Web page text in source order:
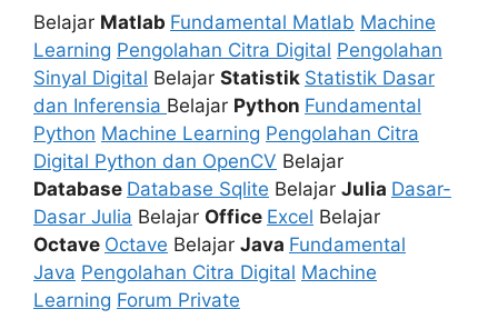
Belajar Matlab Fundamental Matlab Machine
Learning Pengolahan Citra Digital Pengolahan
Sinyal Digital Belajar Statistik Statistik Dasar
dan Inferensia Belajar Python Fundamental
Python Machine Learning Pengolahan Citra
Digital Python dan OpenCV Belajar
Database Database Sqlite Belajar Julia Dasar-
Dasar Julia Belajar Office Excel Belajar
Octave Octave Belajar Java Fundamental
Java Pengolahan Citra Digital Machine
Learning Forum Private